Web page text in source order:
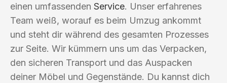
einen umfassenden Service. Unser erfahrenes
Team weiß, worauf es beim Umzug ankommt
und steht dir während des gesamten Prozesses
zur Seite. Wir kümmern uns um das Verpacken,
den sicheren Transport und das Auspacken
deiner Möbel und Gegenstände. Du kannst dich